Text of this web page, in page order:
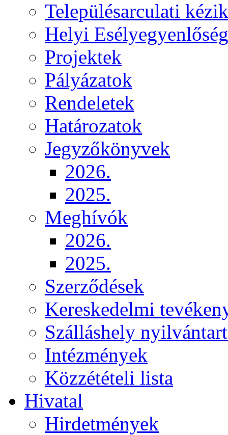
Településarculati
Helyi
Projektek
Pályázatok
Rendeletek
Határozatok
Jegyzőkönyvek
2026.
2025.
Meghívók
2026.
2025.
Szerződések
Kereskedelmi
Szálláshely
Intézmények
Közzétételi lista
Hivatal
Hirdetmények